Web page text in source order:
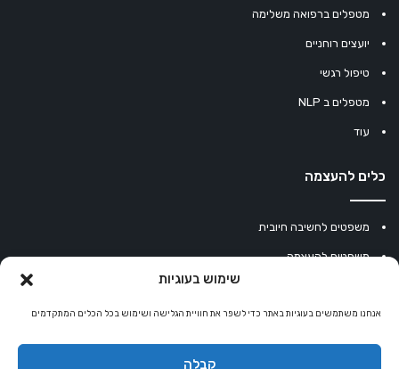
שימוש בעוגיות
אנחנו משתמשים בעוגיות באתר כדי לשפר את חוויית הגלישה ושימוש בכל הכלים המתקדמים
קבלה
מטפלים ברפואה משלימה
יועצים רוחניים
טיפול רגשי
מטפלים ב NLP
עוד
כלים להעצמה
משפטים לחשיבה חיובית
משפטים להעצמה
מחשבון נומרולוגיה
קריסטלים למזלות